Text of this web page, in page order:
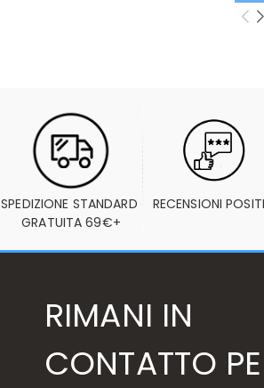
SPEDIZIONE STANDARD
GRATUITA 69€+
RECENSIONI
RIMANI IN
CONTATTO